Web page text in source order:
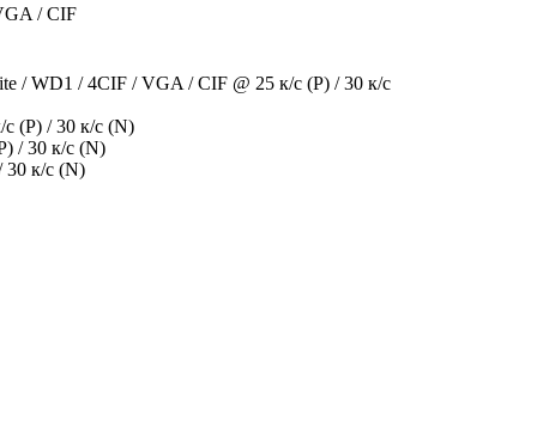
/ CIF
/ WD1 / 4CIF / VGA / CIF @ 25 к/с (P) / 30 к/с
(P) / 30 к/с (N)
/ 30 к/с (N)
30 к/с (N)